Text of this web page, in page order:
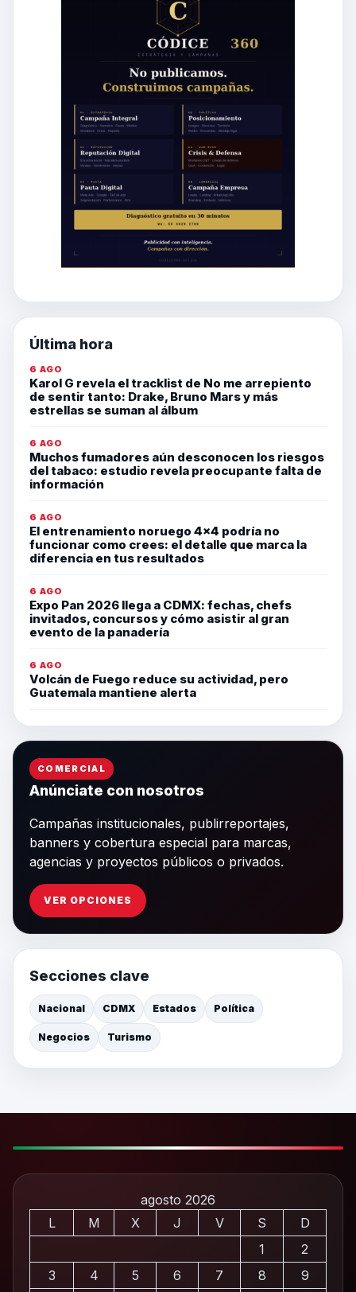
Última hora
6 AGO
Karol G revela el tracklist de No me arrepiento
de sentir tanto: Drake, Bruno Mars y más
estrellas se suman al álbum
6 AGO
Muchos fumadores aún desconocen los riesgos
del tabaco: estudio revela preocupante falta de
información
6 AGO
El entrenamiento noruego 4×4 podría no
funcionar como crees: el detalle que marca la
diferencia en tus resultados
6 AGO
Expo Pan 2026 llega a CDMX: fechas, chefs
invitados, concursos y cómo asistir al gran
evento de la panadería
6 AGO
Volcán de Fuego reduce su actividad, pero
Guatemala mantiene alerta
COMERCIAL
Anúnciate con nosotros
Campañas institucionales, publirreportajes,
banners y cobertura especial para marcas,
agencias y proyectos públicos o privados.
VER OPCIONES
Secciones clave
Nacional CDMX Estados Política
Negocios Turismo
agosto 2026
L
M X J V S
D
1
2
3
4 5 6 7 8
9